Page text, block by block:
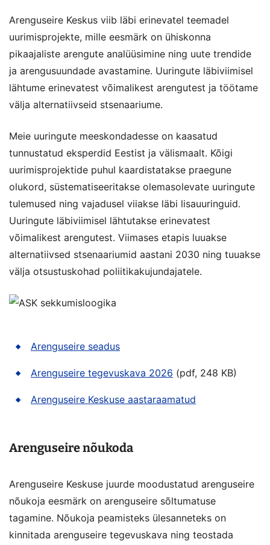
Arenguseire Keskus viib läbi erinevatel teemadel
uurimisprojekte, mille eesmärk on ühiskonna
pikaajaliste arengute analüüsimine ning uute trendide
ja arengusuundade avastamine. Uuringute läbiviimisel
lähtume erinevatest võimalikest arengutest ja töötame
välja alternatiivseid stsenaariume.
Meie uuringute meeskondadesse on kaasatud
tunnustatud eksperdid Eestist ja välismaalt. Kõigi
uurimisprojektide puhul kaardistatakse praegune
olukord, süstematiseeritakse olemasolevate uuringute
tulemused ning vajadusel viiakse läbi lisauuringuid.
Uuringute läbiviimisel lähtutakse erinevatest
võimalikest arengutest. Viimases etapis luuakse
alternatiivsed stsenaariumid aastani 2030 ning tuuakse
välja otsustuskohad poliitikakujundajatele.
Arenguseire seadus
Arenguseire tegevuskava 2026 (pdf, 248 KB)
Arenguseire Keskuse aastaraamatud
Arenguseire nõukoda
Arenguseire Keskuse juurde moodustatud arenguseire
nõukoja eesmärk on arenguseire sõltumatuse
tagamine. Nõukoja peamisteks ülesanneteks on
kinnitada arenguseire tegevuskava ning teostada